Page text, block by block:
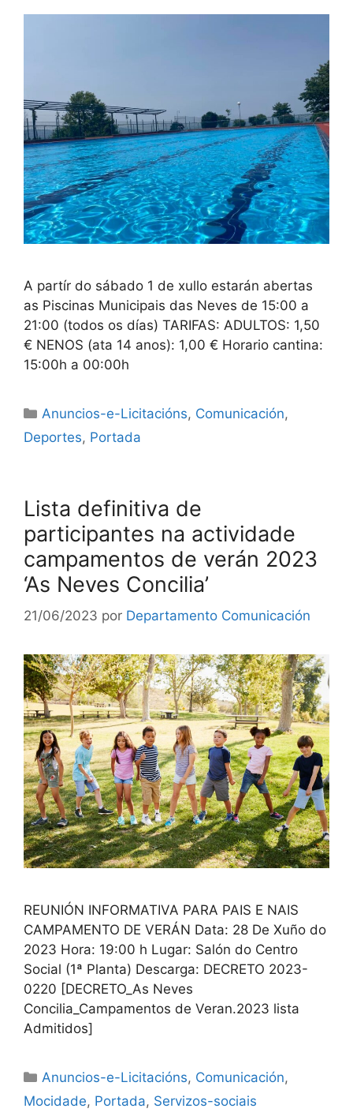
A partír do sábado 1 de xullo estarán abertas
as Piscinas Municipais das Neves de 15:00 a
21:00 (todos os días) TARIFAS: ADULTOS: 1,50
€ NENOS (ata 14 anos): 1,00 € Horario cantina:
15:00h a 00:00h
Anuncios-e-Licitacións, Comunicación,
Deportes, Portada
Lista definitiva de
participantes na actividade
campamentos de verán 2023
‘As Neves Concilia’
21/06/2023 por Departamento Comunicación
REUNIÓN INFORMATIVA PARA PAIS E NAIS
CAMPAMENTO DE VERÁN Data: 28 De Xuño do
2023 Hora: 19:00 h Lugar: Salón do Centro
Social (1ª Planta) Descarga: DECRETO 2023-
0220 [DECRETO_As Neves
Concilia_Campamentos de Veran.2023 lista
Admitidos]
Anuncios-e-Licitacións, Comunicación,
Mocidade, Portada, Servizos-sociais